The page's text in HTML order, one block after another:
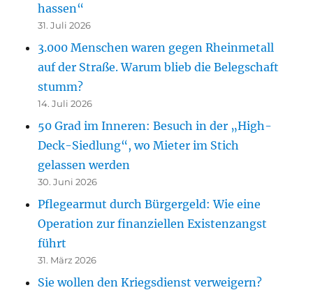
hassen“
31. Juli 2026
3.000 Menschen waren gegen Rheinmetall
auf der Straße. Warum blieb die Belegschaft
stumm?
14. Juli 2026
50 Grad im Inneren: Besuch in der „High-
Deck-Siedlung“, wo Mieter im Stich
gelassen werden
30. Juni 2026
Pflegearmut durch Bürgergeld: Wie eine
Operation zur finanziellen Existenzangst
führt
31. März 2026
Sie wollen den Kriegsdienst verweigern?